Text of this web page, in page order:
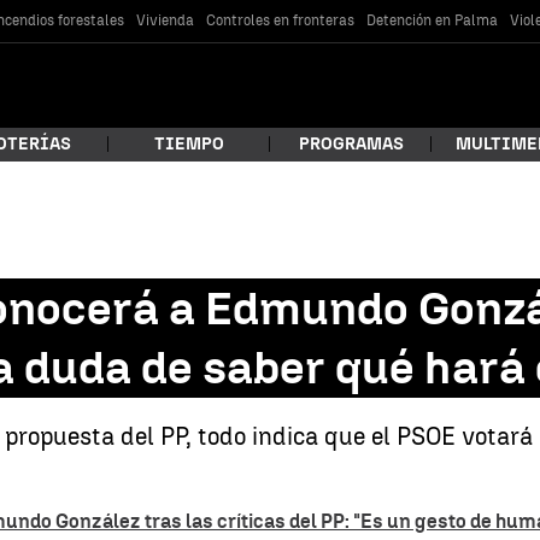
forestales Vivienda Controles en fronteras Detención en Palma
buscando?
TIEMPO PROGRAMAS
a Edmundo
de saber qué hará
del PP, todo indica que el PSOE
González tras las críticas del PP: "Es un gesto de